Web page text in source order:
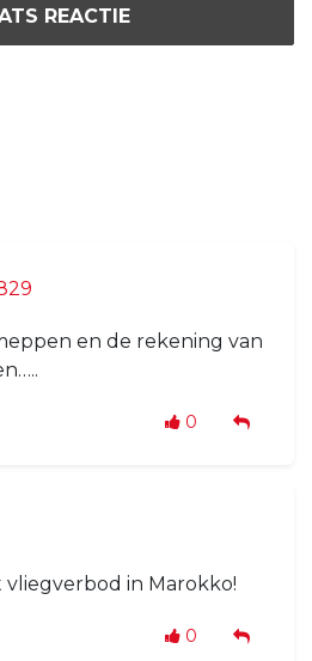
REACTIE
en de rekening van
0
in Marokko!
0